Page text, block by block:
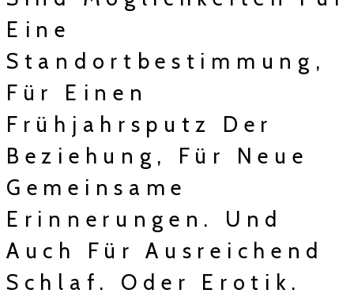
Eine
Standortbestimmung,
Für Einen
Frühjahrsputz Der
Beziehung, Für Neue
Gemeinsame
Erinnerungen. Und
Auch Für Ausreichend
Schlaf. Oder Erotik.